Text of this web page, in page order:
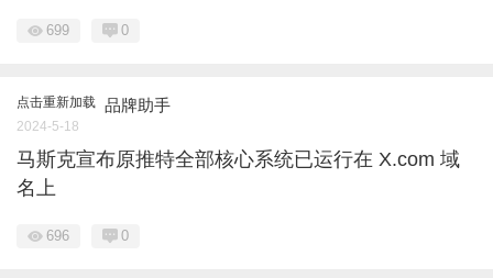
699 0
点击重新加载 品牌助手
2024-5-18
马斯克宣布原推特全部核心系统已运行在 X.com 域
名上
696 0